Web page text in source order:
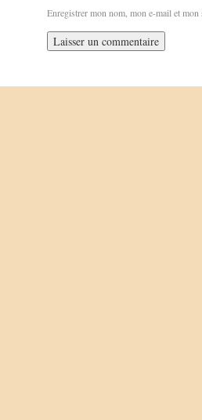
Enregistrer mon nom, mon e-mail et